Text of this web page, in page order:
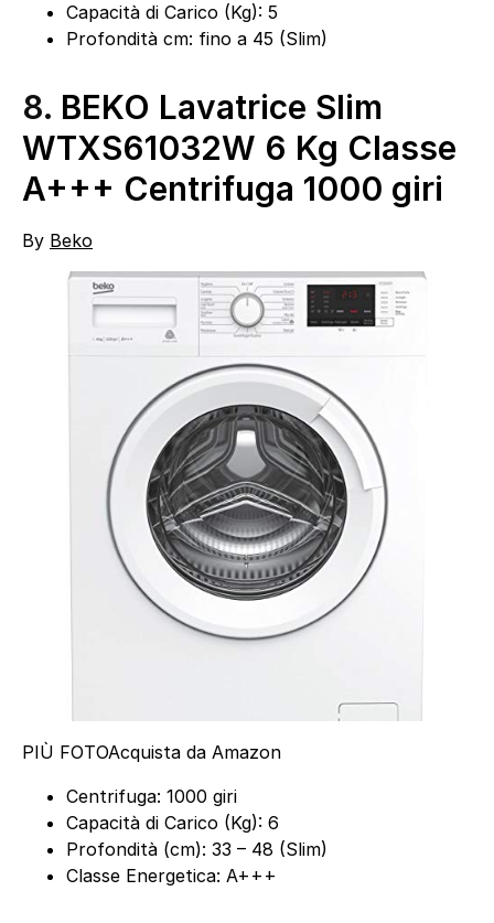
Capacità di Carico (Kg): 5
Profondità cm: fino a 45 (Slim)
8. BEKO Lavatrice Slim
WTXS61032W 6 Kg Classe
A+++ Centrifuga 1000 giri
By Beko
PIÙ FOTOAcquista da Amazon
Centrifuga: 1000 giri
Capacità di Carico (Kg): 6
Profondità (cm): 33 – 48 (Slim)
Classe Energetica: A+++